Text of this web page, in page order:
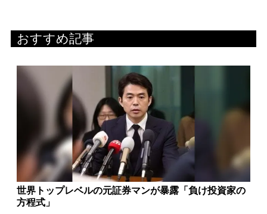
おすすめ記事
世界トップレベルの元証券マンが暴露「負け投資家の
方程式」